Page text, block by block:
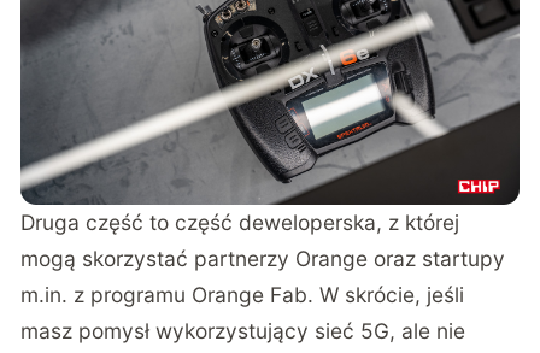
Druga część to część deweloperska, z której
mogą skorzystać partnerzy Orange oraz startupy
m.in. z programu Orange Fab. W skrócie, jeśli
masz pomysł wykorzystujący sieć 5G, ale nie